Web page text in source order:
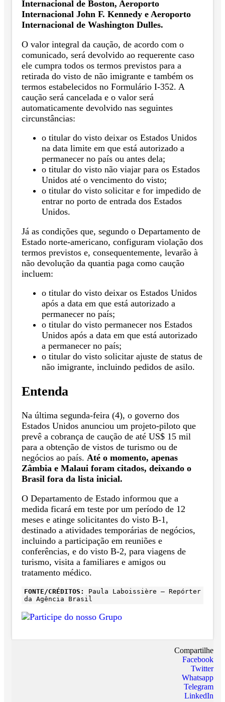
Internacional de Boston, Aeroporto
Internacional John F. Kennedy e Aeroporto
Internacional de Washington Dulles.
O valor integral da caução, de acordo com o
comunicado, será devolvido ao requerente caso
ele cumpra todos os termos previstos para a
retirada do visto de não imigrante e também os
termos estabelecidos no Formulário I-352. A
caução será cancelada e o valor será
automaticamente devolvido nas seguintes
circunstâncias:
o titular do visto deixar os Estados Unidos
na data limite em que está autorizado a
permanecer no país ou antes dela;
o titular do visto não viajar para os Estados
Unidos até o vencimento do visto;
o titular do visto solicitar e for impedido de
entrar no porto de entrada dos Estados
Unidos.
Já as condições que, segundo o Departamento de
Estado norte-americano, configuram violação dos
termos previstos e, consequentemente, levarão à
não devolução da quantia paga como caução
incluem:
o titular do visto deixar os Estados Unidos
após a data em que está autorizado a
permanecer no país;
o titular do visto permanecer nos Estados
Unidos após a data em que está autorizado
a permanecer no país;
o titular do visto solicitar ajuste de status de
não imigrante, incluindo pedidos de asilo.
Entenda
Na última segunda-feira (4), o governo dos
Estados Unidos anunciou um projeto-piloto que
prevê a cobrança de caução de até US$ 15 mil
para a obtenção de vistos de turismo ou de
negócios ao país. Até o momento, apenas
Zâmbia e Malaui foram citados, deixando o
Brasil fora da lista inicial.
O Departamento de Estado informou que a
medida ficará em teste por um período de 12
meses e atinge solicitantes do visto B-1,
destinado a atividades temporárias de negócios,
incluindo a participação em reuniões e
conferências, e do visto B-2, para viagens de
turismo, visita a familiares e amigos ou
tratamento médico.
FONTE/CRÉDITOS:
Paula Laboissière – Repórter
da Agência Brasil
Compartilhe
Facebook
Twitter
Whatsapp
Telegram
LinkedIn